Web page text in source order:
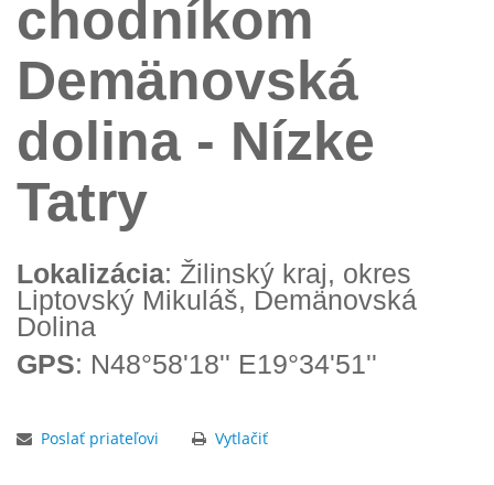
chodníkom
Demänovská
dolina - Nízke
Tatry
Lokalizácia: Žilinský kraj, okres
Liptovský Mikuláš, Demänovská
Dolina
GPS: N48°58'18'' E19°34'51''
Poslať priateľovi Vytlačiť